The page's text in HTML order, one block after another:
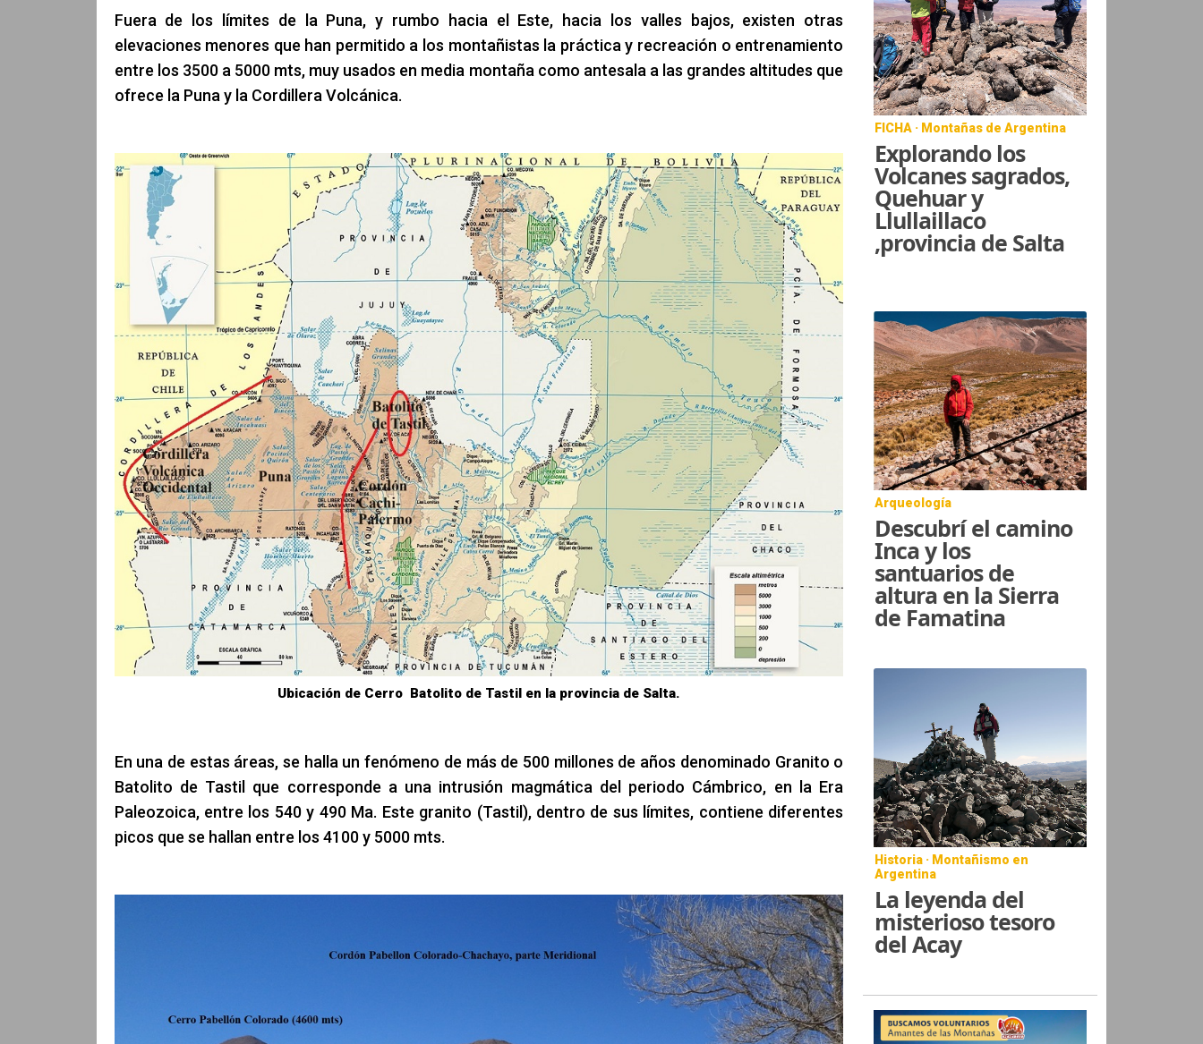
Fuera de los límites de la Puna, y rumbo hacia el Este, hacia los valles bajos, existen otras
elevaciones menores que han permitido a los montañistas la práctica y recreación o entrenamiento
entre los 3500 a 5000 mts, muy usados en media montaña como antesala a las grandes altitudes que
ofrece la Puna y la Cordillera Volcánica.
Ubicación de Cerro Batolito de Tastil en la provincia de Salta.
En una de estas áreas, se halla un fenómeno de más de 500 millones de años denominado Granito o
Batolito de Tastil que corresponde a una intrusión magmática del periodo Cámbrico, en la Era
Paleozoica, entre los 540 y 490 Ma. Este granito (Tastil), dentro de sus límites, contiene diferentes
picos que se hallan entre los 4100 y 5000 mts.
FICHA · Montañas de Argentina
Explorando los
Volcanes sagrados,
Quehuar y
Llullaillaco
,provincia de Salta
Arqueología
Descubrí el camino
Inca y los
santuarios de
altura en la Sierra
de Famatina
Historia · Montañismo en
Argentina
La leyenda del
misterioso tesoro
del Acay